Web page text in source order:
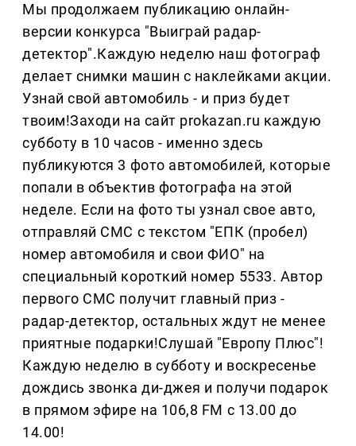
Мы продолжаем публикацию онлайн-
версии конкурса "Выиграй радар-
детектор".Каждую неделю наш фотограф
делает снимки машин с наклейками акции.
Узнай свой автомобиль - и приз будет
твоим!Заходи на сайт prokazan.ru каждую
субботу в 10 часов - именно здесь
публикуются 3 фото автомобилей, которые
попали в объектив фотографа на этой
неделе. Если на фото ты узнал свое авто,
отправляй СМС с текстом "ЕПК (пробел)
номер автомобиля и свои ФИО" на
специальный короткий номер 5533. Автор
первого СМС получит главный приз -
радар-детектор, остальных ждут не менее
приятные подарки!Слушай "Европу Плюс"!
Каждую неделю в субботу и воскресенье
дождись звонка ди-джея и получи подарок
в прямом эфире на 106,8 FM с 13.00 до
14.00!